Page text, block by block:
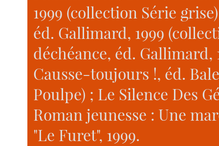
1999 (collection Série
éd. Gallimard, 1999
déchéance, éd. Gallimard,
Causse-toujours !, éd.
Poulpe) ; Le Silence Des
Roman jeunesse : Une
"Le Furet", 1999.